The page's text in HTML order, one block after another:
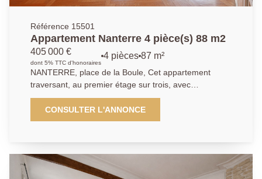
Référence 15501
Appartement Nanterre 4 pièce(s) 88 m2
405 000 €
dont 5% TTC d'honoraires
4 pièces 87 m²
NANTERRE, place de la Boule, Cet appartement
traversant, au premier étage sur trois, avec
ascenseur, possède un très beau potentiel. Vous
pénétrez dans ce logement par une entrée en étoile
avec placard. Elle dessert la cuisine indépendante de
chambres donnant sur un autre balcon, une salle de
bain, un salle d'eau, et des toilettes séparées. Cet
CONSULTER L'ANNONCE